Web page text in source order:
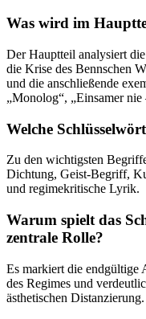
Was wird im
Der Hauptteil analysiert
die Krise des Bennschen
und die anschließende
„Monolog“, „Einsamer
Welche
Zu den wichtigsten
Dichtung, Geist-Begriff,
und regimekritische Lyrik.
Warum spielt das
zentrale Rolle?
Es markiert die endgültige
des Regimes und
ästhetischen Distanzierung.